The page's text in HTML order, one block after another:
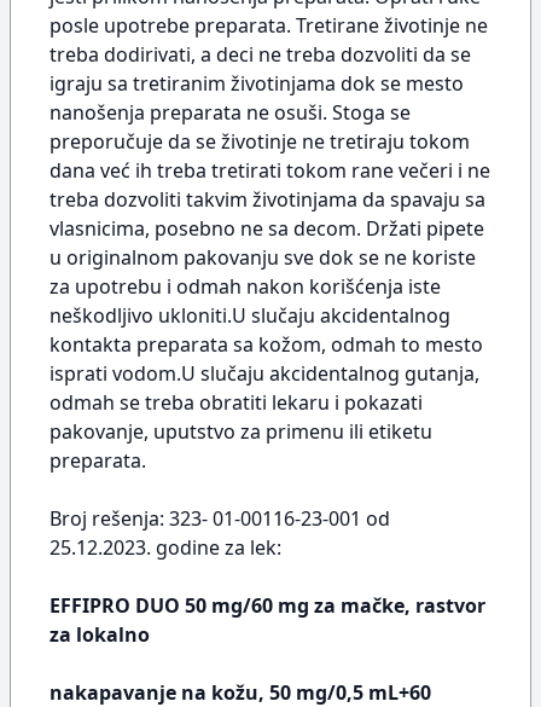
posle upotrebe preparata. Tretirane životinje ne
treba dodirivati, a deci ne treba dozvoliti da se
igraju sa tretiranim životinjama dok se mesto
nanošenja preparata ne osuši. Stoga se
preporučuje da se životinje ne tretiraju tokom
dana već ih treba tretirati tokom rane večeri i ne
treba dozvoliti takvim životinjama da spavaju sa
vlasnicima, posebno ne sa decom. Držati pipete
u originalnom pakovanju sve dok se ne koriste
za upotrebu i odmah nakon korišćenja iste
neškodljivo ukloniti.U slučaju akcidentalnog
kontakta preparata sa kožom, odmah to mesto
isprati vodom.U slučaju akcidentalnog gutanja,
odmah se treba obratiti lekaru i pokazati
pakovanje, uputstvo za primenu ili etiketu
preparata.
Broj rešenja: 323- 01-00116-23-001 od
25.12.2023. godine za lek:
EFFIPRO DUO 50 mg/60 mg za mačke, rastvor
za lokalno
nakapavanje na kožu, 50 mg/0,5 mL+60